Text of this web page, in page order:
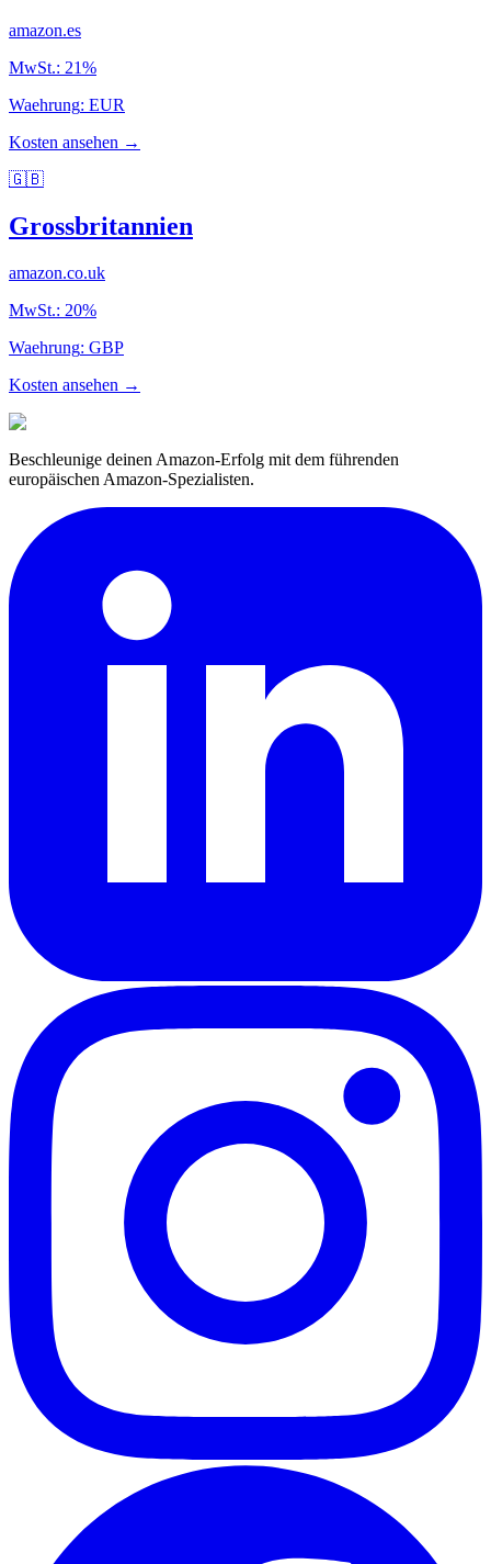
amazon.es
MwSt.: 21%
Waehrung: EUR
Kosten ansehen →
🇬🇧
Grossbritannien
amazon.co.uk
MwSt.: 20%
Waehrung: GBP
Kosten ansehen →
Beschleunige deinen Amazon-Erfolg mit dem führenden
europäischen Amazon-Spezialisten.